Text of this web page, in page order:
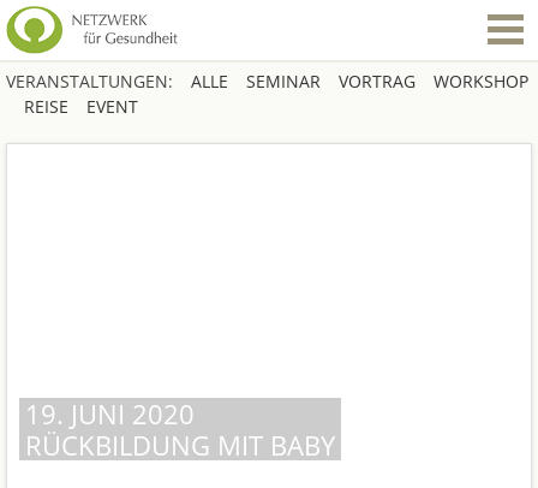
VERANSTALTUNGEN: ALLE SEMINAR VORTRAG
WORKSHOP
REISE
EVENT
19. JUNI 2020
RÜCKBILDUNG MIT BABY